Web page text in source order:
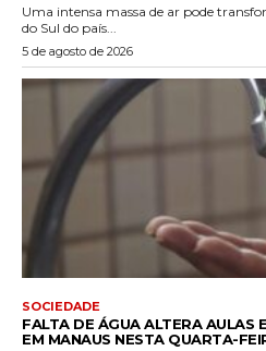
Uma intensa massa de ar pode
do Sul do país...
5 de agosto de 2026
SOCIEDADE
FALTA DE ÁGUA ALTERA AULAS
EM MANAUS NESTA QUARTA-